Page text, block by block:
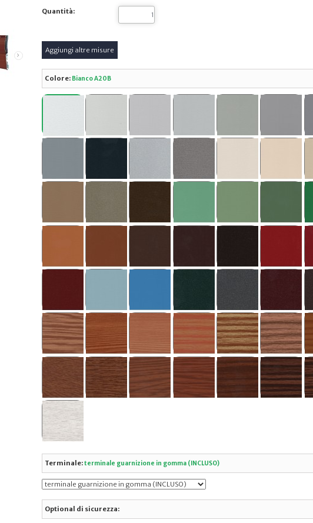
Quantità:
Colore: Bianco A20B
Terminale:terminale guarnizione in gomma (INCLUSO)
Optional di sicurezza: